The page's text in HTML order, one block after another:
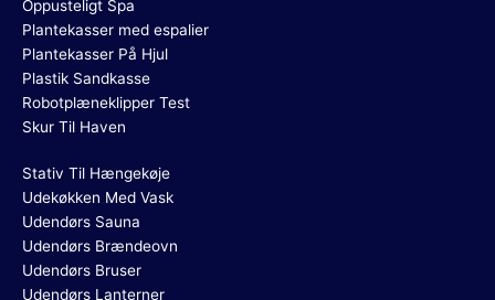
Oppusteligt Spa
Plantekasser med espalier
Plantekasser På Hjul
Plastik Sandkasse
Robotplæneklipper Test
Skur Til Haven
Stativ Til Hængekøje
Udekøkken Med Vask
Udendørs Sauna
Udendørs Brændeovn
Udendørs Bruser
Udendørs Lanterner